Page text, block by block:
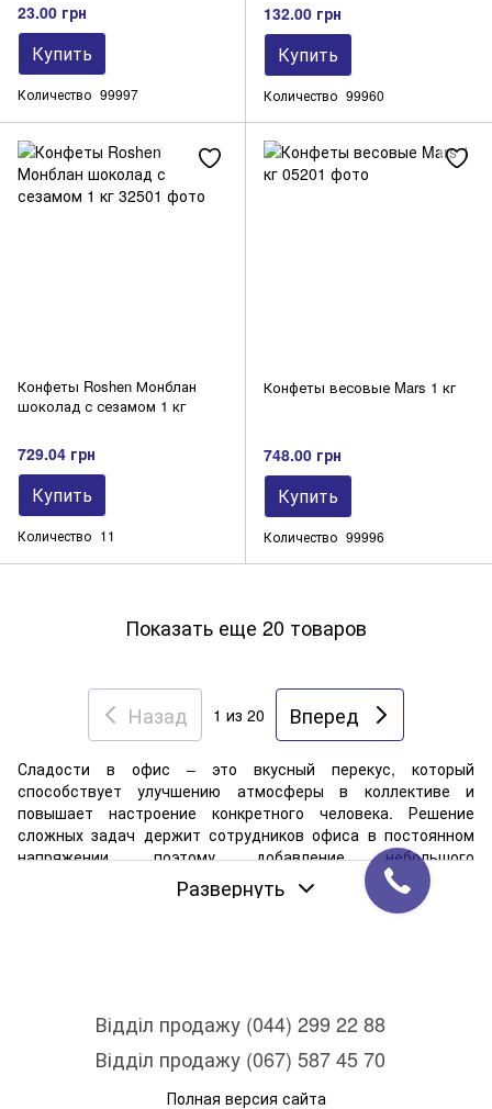
23.00 грн
Купить
Количество 99997
132.00 грн
Купить
Количество 99960
Конфеты Roshen Монблан
шоколад с сезамом 1 кг
729.04 грн
Купить
Количество 11
Конфеты весовые Mars 1 кг
748.00 грн
Купить
Количество 99996
Показать еще 20 товаров
Назад 1 из 20 Вперед
Сладости в офис – это вкусный перекус, который
способствует улучшению атмосферы в коллективе и
повышает настроение конкретного человека. Решение
сложных задач держит сотрудников офиса в постоянном
напряжении, поэтому добавление небольшого
удовольствия в виде вкусняшек даст возможность
специалисту отвлечься, сделать работу более комфортной,
«Office Better»
Развернуть
Відділ продажу (044) 299 22 88
Відділ продажу (067) 587 45 70
Полная версия сайта